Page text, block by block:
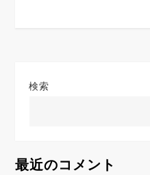
ョ
検索
最近のコメント